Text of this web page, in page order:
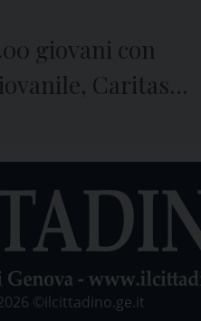
giovani con
Caritas e
©ilcittadino.ge.it